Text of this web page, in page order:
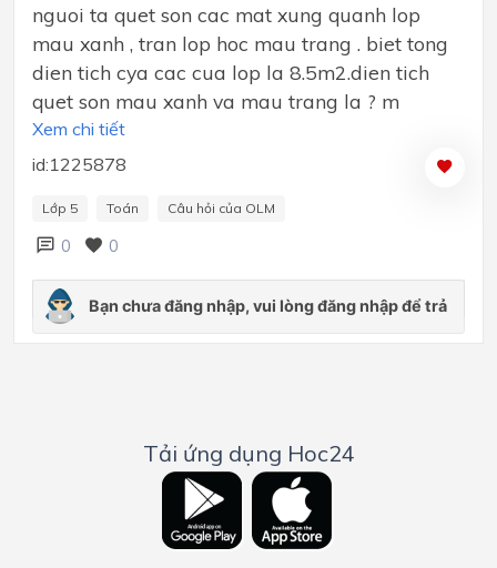
nguoi ta quet son cac mat xung quanh lop
mau xanh , tran lop hoc mau trang . biet tong
dien tich cya cac cua lop la 8.5m2.dien tich
quet son mau xanh va mau trang la ? m
Xem chi tiết
id:1225878
Lớp 5 Toán Câu hỏi của OLM
0 0
Tải ứng dụng Hoc24